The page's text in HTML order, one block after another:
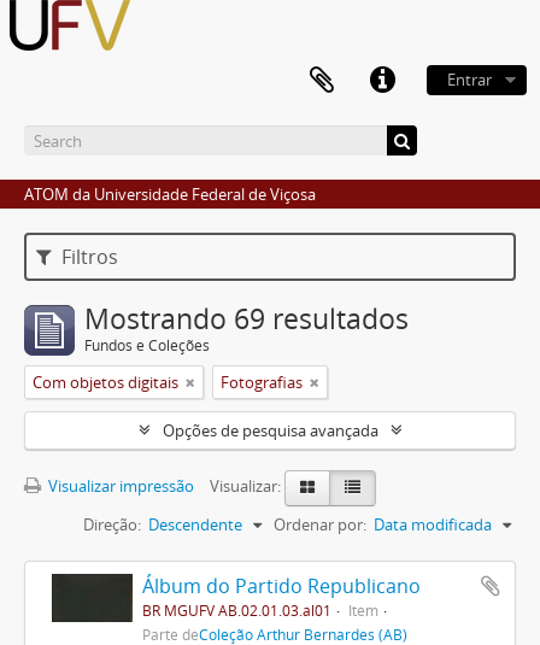
Entrar
ATOM da Universidade Federal de Viçosa
Filtros
Mostrando 69 resultados
Fundos e Coleções
Com objetos digitais Fotografias
Opções de pesquisa avançada
Visualizar impressão
Visualizar:
Ordenar por: Data modificada
Direção: Descendente
Álbum do Partido Republicano
BR MGUFV AB.02.01.03.al01
Item
Parte deColeção Arthur Bernardes (AB)